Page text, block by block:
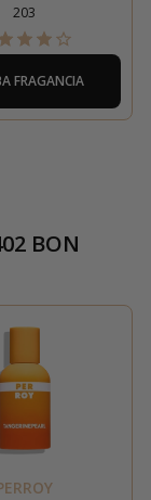
203
FRAGANCIA
BON